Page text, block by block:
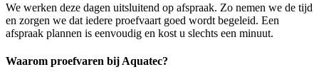
We werken deze dagen uitsluitend op afspraak. Zo nemen we de tijd
en zorgen we dat iedere proefvaart goed wordt begeleid. Een
afspraak plannen is eenvoudig en kost u slechts een minuut.
Waarom proefvaren bij Aquatec?